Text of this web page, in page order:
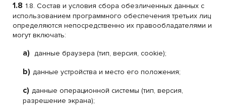
1.8 1.8. Состав и условия сбора обезличенных данных с
использованием программного обеспечения третьих лиц
определяются непосредственно их правообладателями и
могут включать:
a) данные браузера (тип, версия, cookie);
b) данные устройства и место его положения;
c) данные операционной системы (тип, версия,
разрешение экрана);